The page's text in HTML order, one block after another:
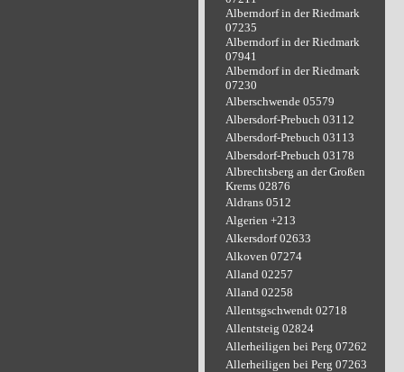
Alberndorf in der Riedmark
07235
Alberndorf in der Riedmark
07941
Alberndorf in der Riedmark
07230
Alberschwende 05579
Albersdorf-Prebuch 03112
Albersdorf-Prebuch 03113
Albersdorf-Prebuch 03178
Albrechtsberg an der Großen
Krems 02876
Aldrans 0512
Algerien +213
Alkersdorf 02633
Alkoven 07274
Alland 02257
Alland 02258
Allentsgschwendt 02718
Allentsteig 02824
Allerheiligen bei Perg 07262
Allerheiligen bei Perg 07263